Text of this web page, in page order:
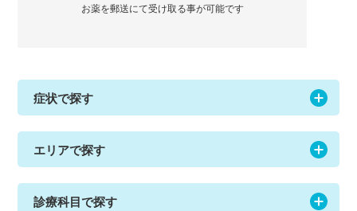
お薬を郵送にて受け取る事が可能です
症状で探す
エリアで探す
診療科目で探す